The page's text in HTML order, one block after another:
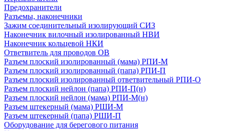
Предохранители
Разъемы, наконечники
Зажим соединительный изолирующий СИЗ
Наконечник вилочный изолированный НВИ
Наконечник кольцевой НКИ
Ответвитель для проводов ОВ
Разъем плоский изолированный (мама) РПИ-М
Разъем плоский изолированный (папа) РПИ-П
Разъем плоский изолированный ответвительный РПИ-О
Разъем плоский нейлон (папа) РПИ-П(н)
Разъем плоский нейлон (мама) РПИ-М(н)
Разъем штекерный (мама) РШИ-М
Разъем штекерный (папа) РШИ-П
Оборудование для берегового питания